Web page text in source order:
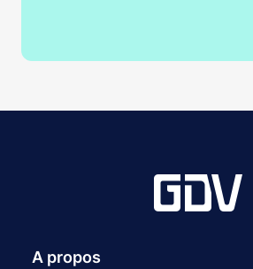
A propos